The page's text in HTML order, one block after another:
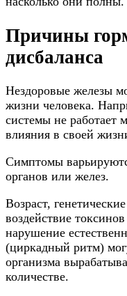
Причины
дисбаланса
Нездоровые железы
жизни человека.
системы не работает
влияния в своей
Симптомы
органов или желез.
Возраст,
воздействие
нарушение
(циркадный ритм)
организма
количестве.